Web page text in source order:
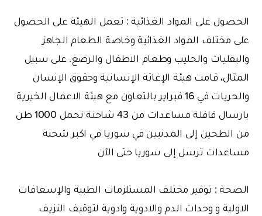
الحصول على المواد الغذائية : تعمل الهيئة على الحصول
على مختلف المواد الغذائية وخاصة الطعام الجاهز
والبقليات والحليب وطعام الاطفال والرضع. على سبيل
المثال، قامت هيئة الإغاثة الإنسانية وحقوق الإنسان
والحريات في 16 فبراير بالتعاون مع هيئة الاعمال الخيرية
بارسال قافلة مساعدات من 43 شاحنة تحمل 1000 طن
من الطحين إلى المدنيين في سوريا في اكبر شحنة
مساعدات ترسل إلى سوريا حتى الآن
الصحة : توفير مختلف المستلزمات الطبية والإسعافات
الاولية و وحدات الدم والادوية وادوية لتوقيف النزيف